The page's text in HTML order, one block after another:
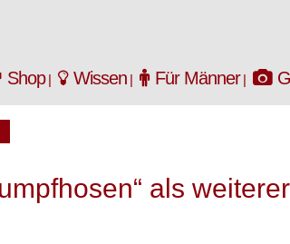
Shop Wissen Für Männer
als